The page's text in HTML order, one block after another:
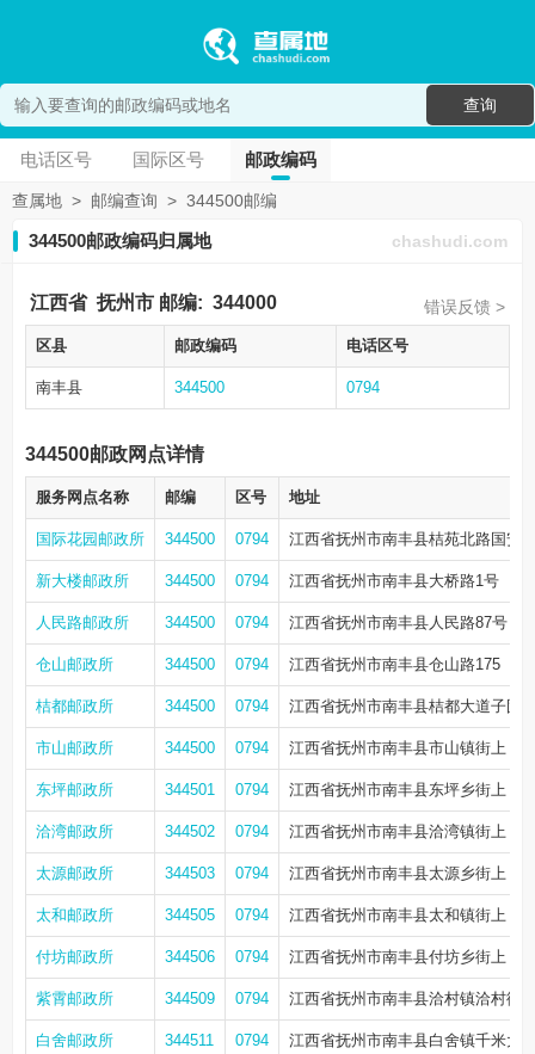
查询
电话区号 国际区号 邮政编码
查属地 > 邮编查询 > 344500邮编
344500邮政编码归属地 chashudi.com
江西省 抚州市 邮编: 344000 错误反馈 >
区县 邮政编码 电话区号
南丰县 344500 0794
344500邮政网点详情
服务网点名称 邮编 区号 地址
国际花园邮政所 344500 0794 江西省抚州市南丰县桔苑北路国安
新大楼邮政所 344500 0794 江西省抚州市南丰县大桥路1号
人民路邮政所 344500 0794 江西省抚州市南丰县人民路87号
仓山邮政所 344500 0794 江西省抚州市南丰县仓山路175
桔都邮政所 344500 0794 江西省抚州市南丰县桔都大道子固
市山邮政所 344500 0794 江西省抚州市南丰县市山镇街上
东坪邮政所 344501 0794 江西省抚州市南丰县东坪乡街上
洽湾邮政所 344502 0794 江西省抚州市南丰县洽湾镇街上
太源邮政所 344503 0794 江西省抚州市南丰县太源乡街上
太和邮政所 344505 0794 江西省抚州市南丰县太和镇街上
付坊邮政所 344506 0794 江西省抚州市南丰县付坊乡街上
紫霄邮政所 344509 0794 江西省抚州市南丰县洽村镇洽村街
白舍邮政所 344511 0794 江西省抚州市南丰县白舍镇千米大